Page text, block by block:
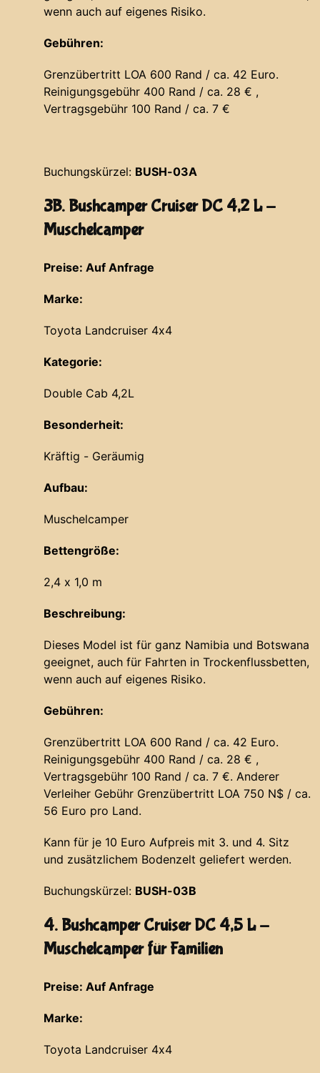
wenn auch auf eigenes Risiko.
Gebühren:
Grenzübertritt LOA 600 Rand / ca. 42 Euro.
Reinigungsgebühr 400 Rand / ca. 28 € ,
Vertragsgebühr 100 Rand / ca. 7 €
Buchungskürzel: BUSH-03A
3B. Bushcamper Cruiser DC 4,2 L -
Muschelcamper
Preise: Auf Anfrage
Marke:
Toyota Landcruiser 4x4
Kategorie:
Double Cab 4,2L
Besonderheit:
Kräftig - Geräumig
Aufbau:
Muschelcamper
Bettengröße:
2,4 x 1,0 m
Beschreibung:
Dieses Model ist für ganz Namibia und Botswana
geeignet, auch für Fahrten in Trockenflussbetten,
wenn auch auf eigenes Risiko.
Gebühren:
Grenzübertritt LOA 600 Rand / ca. 42 Euro.
Reinigungsgebühr 400 Rand / ca. 28 € ,
Vertragsgebühr 100 Rand / ca. 7 €. Anderer
Verleiher Gebühr Grenzübertritt LOA 750 N$ / ca.
56 Euro pro Land.
Kann für je 10 Euro Aufpreis mit 3. und 4. Sitz
und zusätzlichem Bodenzelt geliefert werden.
Buchungskürzel: BUSH-03B
4. Bushcamper Cruiser DC 4,5 L -
Muschelcamper für Familien
Preise: Auf Anfrage
Marke:
Toyota Landcruiser 4x4